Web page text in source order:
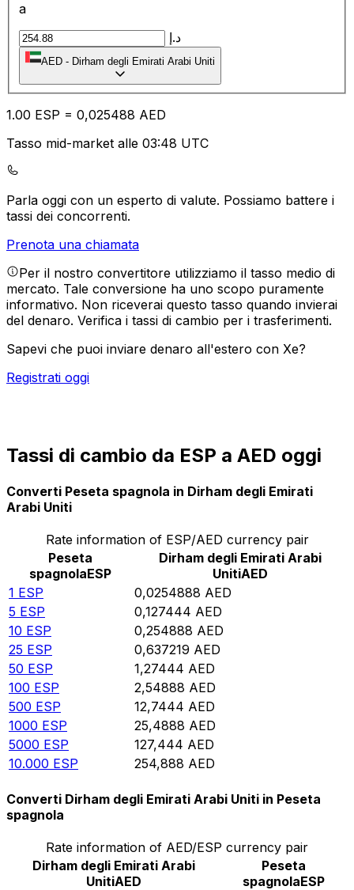
a
د.إ
AED - Dirham degli Emirati Arabi Uniti
1.00 ESP = 0,025488 AED
Tasso mid-market alle 03:48 UTC
Parla oggi con un esperto di valute. Possiamo battere i
tassi dei concorrenti.
Prenota una chiamata
Per il nostro convertitore utilizziamo il tasso medio di
mercato. Tale conversione ha uno scopo puramente
informativo. Non riceverai questo tasso quando invierai
del denaro. Verifica i tassi di cambio per i trasferimenti.
Sapevi che puoi inviare denaro all'estero con Xe?
Registrati oggi
Tassi di cambio da ESP a AED oggi
Converti Peseta spagnola in Dirham degli Emirati
Arabi Uniti
Rate information of ESP/AED currency pair
Peseta
spagnolaESP
Dirham degli Emirati Arabi
UnitiAED
1 ESP 0,0254888 AED
5 ESP 0,127444 AED
10 ESP 0,254888 AED
25 ESP 0,637219 AED
50 ESP 1,27444 AED
100 ESP 2,54888 AED
500 ESP 12,7444 AED
1000 ESP 25,4888 AED
5000 ESP 127,444 AED
10.000 ESP 254,888 AED
Converti Dirham degli Emirati Arabi Uniti in Peseta
spagnola
Rate information of AED/ESP currency pair
Dirham degli Emirati Arabi
UnitiAED
Peseta
spagnolaESP